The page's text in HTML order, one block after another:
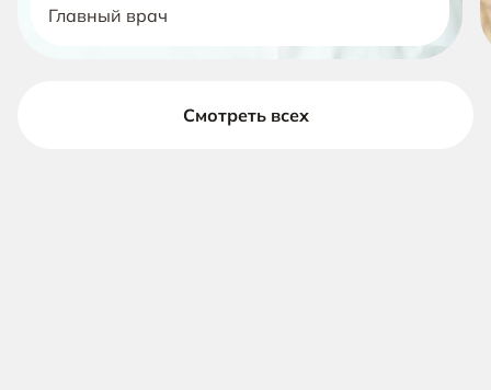
Главный врач
Смотреть всех